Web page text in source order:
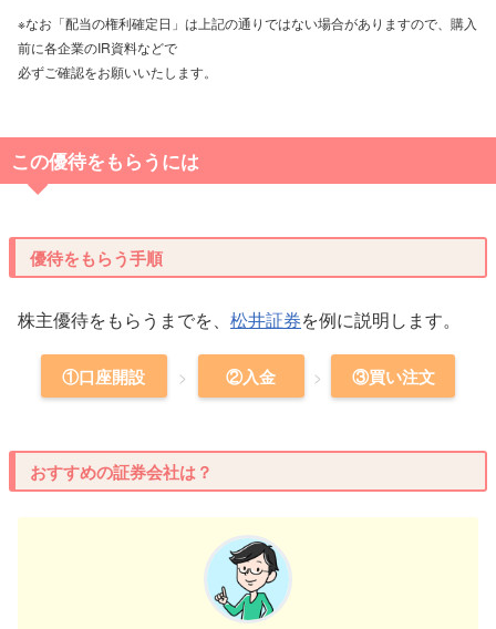
※なお「配当の権利確定日」は上記の通りではない場合がありますので、購入
前に各企業のIR資料などで
必ずご確認をお願いいたします。
この優待をもらうには
優待をもらう手順
株主優待をもらうまでを、 松井証券を例に説明します。
①口座開設 ②入金 ③買い注文
おすすめの証券会社は？